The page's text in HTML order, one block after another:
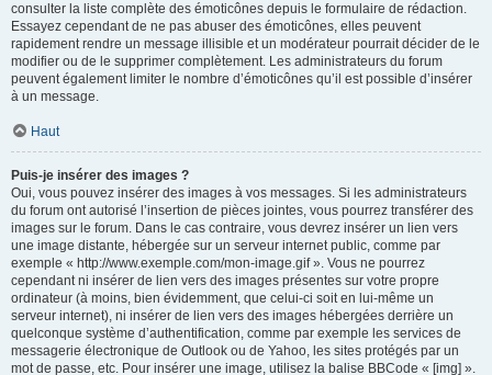
consulter la liste complète des émoticônes depuis le formulaire de rédaction.
Essayez cependant de ne pas abuser des émoticônes, elles peuvent
rapidement rendre un message illisible et un modérateur pourrait décider de le
modifier ou de le supprimer complètement. Les administrateurs du forum
peuvent également limiter le nombre d’émoticônes qu’il est possible d’insérer
à un message.
Haut
Puis-je insérer des images ?
Oui, vous pouvez insérer des images à vos messages. Si les administrateurs
du forum ont autorisé l’insertion de pièces jointes, vous pourrez transférer des
images sur le forum. Dans le cas contraire, vous devrez insérer un lien vers
une image distante, hébergée sur un serveur internet public, comme par
exemple « http://www.exemple.com/mon-image.gif ». Vous ne pourrez
cependant ni insérer de lien vers des images présentes sur votre propre
ordinateur (à moins, bien évidemment, que celui-ci soit en lui-même un
serveur internet), ni insérer de lien vers des images hébergées derrière un
quelconque système d’authentification, comme par exemple les services de
messagerie électronique de Outlook ou de Yahoo, les sites protégés par un
mot de passe, etc. Pour insérer une image, utilisez la balise BBCode « [img] ».